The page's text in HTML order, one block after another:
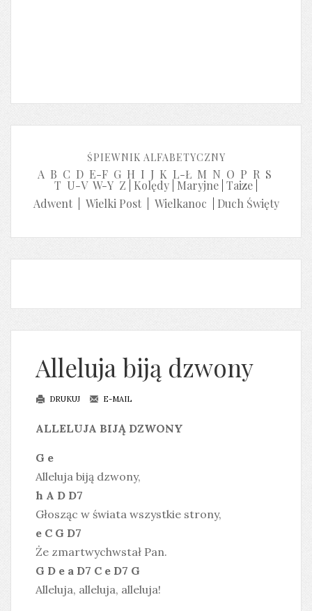
ŚPIEWNIK ALFABETYCZNY
A B C D E-F G H I J K L-Ł M N O P R S
T U-V W-Y Z Kolędy Maryjne Taize
Adwent| Wielki Post| Wielkanoc Duch Święty
Alleluja biją dzwony
DRUKUJ E-MAIL
ALLELUJA BIJĄ DZWONY
G e
Alleluja biją dzwony,
h A D D7
Głosząc w świata wszystkie strony,
e C G D7
Że zmartwychwstał Pan.
G D e a D7 C e D7 G
Alleluja, alleluja, alleluja!